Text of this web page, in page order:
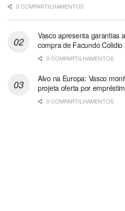
0 COMPARTILHAMENTOS
Vasco apresenta garantias
compra de Facundo Colidio
0 COMPARTILHAMENTOS
Alvo na Europa: Vasco
projeta oferta por
0 COMPARTILHAMENTOS